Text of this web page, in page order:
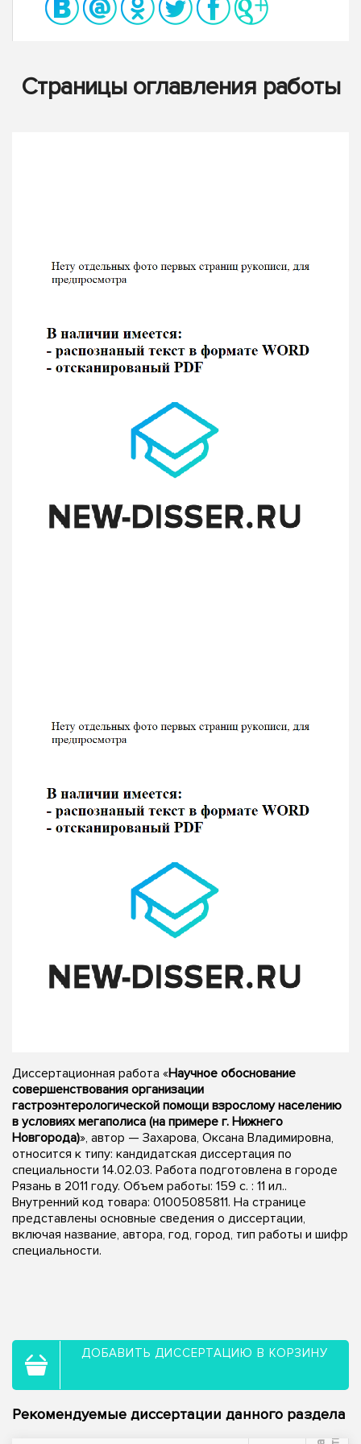
Страницы оглавления работы
Диссертационная работа «Научное обоснование
совершенствования организации
гастроэнтерологической помощи взрослому населению
в условиях мегаполиса (на примере г. Нижнего
Новгорода)», автор — Захарова, Оксана Владимировна,
относится к типу: кандидатская диссертация по
специальности 14.02.03. Работа подготовлена в городе
Рязань в 2011 году. Объем работы: 159 с. : 11 ил..
Внутренний код товара: 01005085811. На странице
представлены основные сведения о диссертации,
включая название, автора, год, город, тип работы и шифр
специальности.
ДОБАВИТЬ ДИССЕРТАЦИЮ В КОРЗИНУ
Рекомендуемые диссертации данного раздела